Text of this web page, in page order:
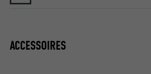
ACCESSOIRES